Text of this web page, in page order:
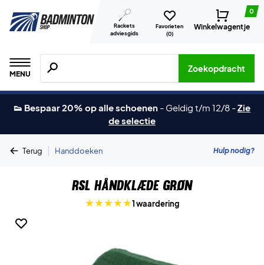
Rackets
adviesgids
Favorieten
(0)
0
Winkelwagentje
MENU
Zoeken naar producten, merken etc.
Zoekopdracht
👟 Bespaar 20% op alle schoenen - Geldig t/m 12/8 -Zie
de selectie
Terug | Handdoeken Hulp nodig?
RSL Håndklæde Grøn
1 waardering